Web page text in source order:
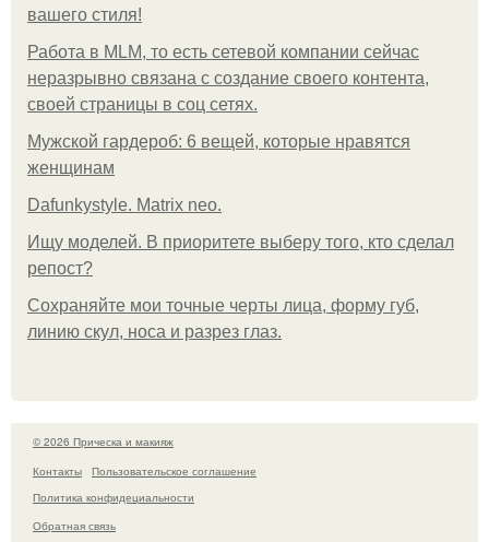
вашего стиля!
Работа в MLM, то есть сетевой компании сейчас
неразрывно связана с создание своего контента,
своей страницы в соц сетях.
Мужской гардероб: 6 вещей, которые нравятся
женщинам
Dafunkystyle. Matrix neo.
Ищу моделей. В приоритете выберу того, кто сделал
репост?
Сохраняйте мои точные черты лица, форму губ,
линию скул, носа и разрез глаз.
© 2026 Прическа и макияж
Контакты
Пользовательское соглашение
Политика конфидециальности
Обратная связь